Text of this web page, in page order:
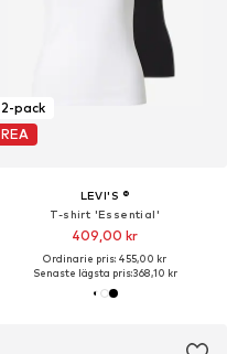
2-pack
REA
LEVI'S ®
T-shirt 'Essential'
409,00 kr
Ordinarie pris: 455,00 kr
Senaste lägsta pris:368,10 kr